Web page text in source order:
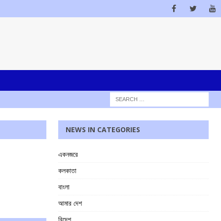
NEWS IN CATEGORIES
একনজরে
কলকাতা
বাংলা
আমার দেশ